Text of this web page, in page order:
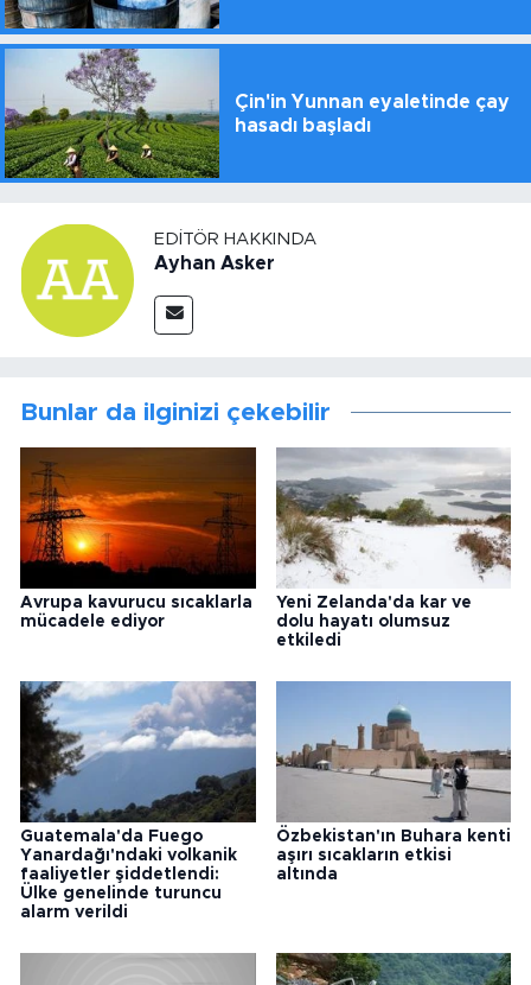
Çin'in Yunnan eyaletinde çay
hasadı başladı
EDITÖR HAKKINDA
Ayhan Asker
Bunlar da ilginizi çekebilir
Avrupa kavurucu sıcaklarla
mücadele ediyor
Yeni Zelanda'da kar ve
dolu hayatı olumsuz
etkiledi
Guatemala'da Fuego
Yanardağı'ndaki volkanik
faaliyetler şiddetlendi:
Ülke genelinde turuncu
alarm verildi
Özbekistan'ın Buhara kenti
aşırı sıcakların etkisi
altında